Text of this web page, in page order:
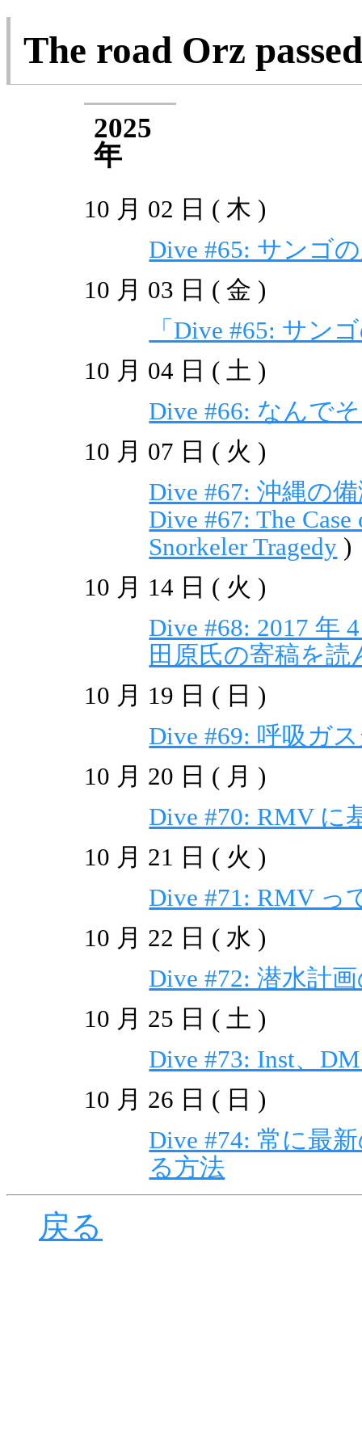
The road Orz
2025
年
10 月 02 日 ( 木 )
Dive #65: サンゴ
10 月 03 日 ( 金 )
「Dive #65: サン
10 月 04 日 ( 土 )
Dive #66: なんで
10 月 07 日 ( 火 )
Dive #67: 沖縄の
Dive #67: The
Snorkeler Tragedy )
10 月 14 日 ( 火 )
Dive #68: 2017 年
田原氏の寄稿を読
10 月 19 日 ( 日 )
Dive #69: 呼吸ガ
10 月 20 日 ( 月 )
Dive #70: RMV に
10 月 21 日 ( 火 )
Dive #71: RMV っ
10 月 22 日 ( 水 )
Dive #72: 潜水計
10 月 25 日 ( 土 )
Dive #73: Inst、
10 月 26 日 ( 日 )
Dive #74: 常に最
る方法
戻る